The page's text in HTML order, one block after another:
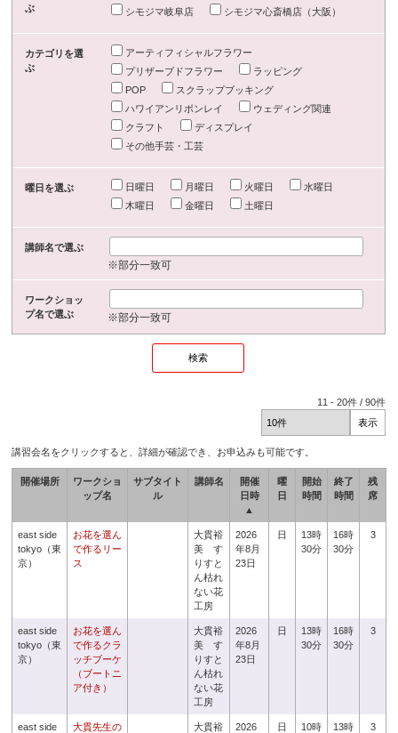
ぶ
シモジマ岐阜店
シモジマ心斎橋店（大阪）
カテゴリを選
ぶ
アーティフィシャルフラワー
プリザーブドフラワー
ラッピング
POP
スクラップブッキング
ハワイアンリボンレイ
ウェディング関連
クラフト
ディスプレイ
その他手芸・工芸
曜日を選ぶ 日曜日 月曜日 火曜日
水曜日
木曜日
金曜日 土曜日
講師名で選ぶ
※部分一致可
ワークショッ
プ名で選ぶ
※部分一致可
11 -20件 /90件
講習会名をクリックすると、詳細が確認でき、お申込みも可能です。
開催場所
ワークショ
ップ名
サブタイト
ル
講師名
開催
日時
▲
曜
日
開始
時間
終了
時間
残
席
east side
tokyo（東
京）
お花を選ん
で作るリー
ス
大貫裕
美 す
りすと
ん枯れ
ない花
工房
2026
年8月
23日
日
13時
30分
16時
30分
3
east side
tokyo（東
京）
お花を選ん
で作るクラ
ッチブーケ
（ブートニ
ア付き）
大貫裕
美 す
りすと
ん枯れ
ない花
工房
2026
年8月
23日
日
13時
30分
16時
30分
3
east side
大貫先生の
大貫裕
2026
日
10時
13時
3